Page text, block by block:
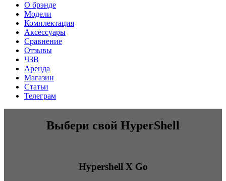
О брэнде
Модели
Комплектация
Аксессуары
Сравнение
Отзывы
ЧЗВ
Аренда
Магазин
Статьи
Телеграм
Выбери свой HyperShell
Hypershell X Go